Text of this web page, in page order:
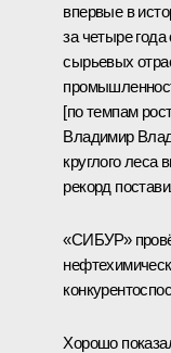
впервые в
за четыре
сырьевых
[по темпам
Владимир
круглого леса
рекорд
«СИБУР»
Хорошо